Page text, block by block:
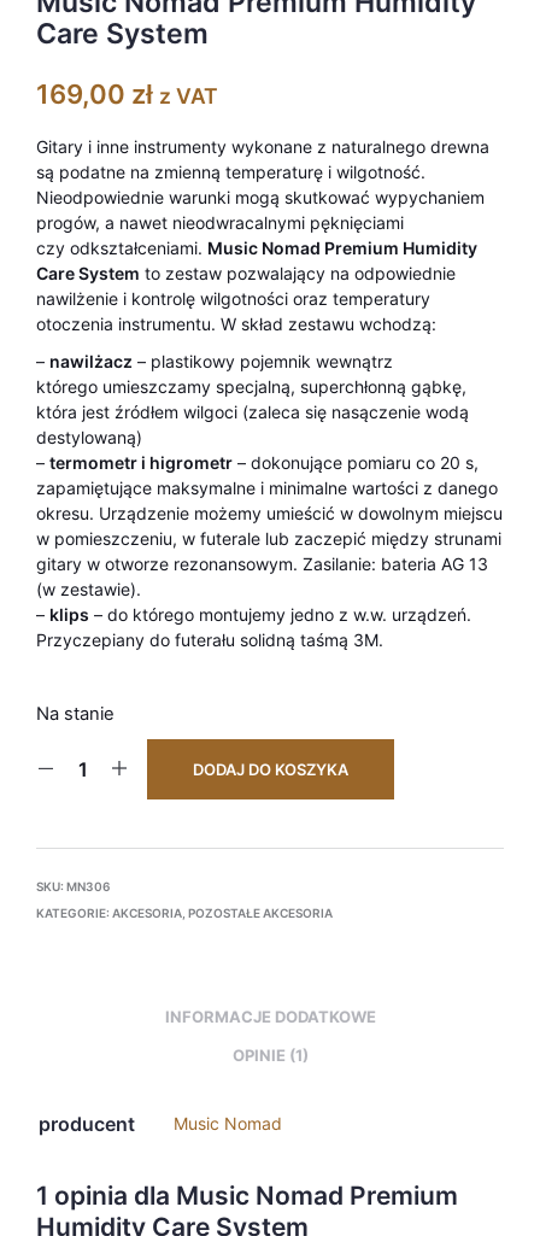
oceny klienta
Care System
169,00 zł z VAT
Gitary i inne instrumenty wykonane z naturalnego drewna
są podatne na zmienną temperaturę i wilgotność.
Nieodpowiednie warunki mogą skutkować wypychaniem
progów, a nawet nieodwracalnymi pęknięciami
czy odkształceniami. Music Nomad Premium Humidity
Care System to zestaw pozwalający na odpowiednie
nawilżenie i kontrolę wilgotności oraz temperatury
otoczenia instrumentu. W skład zestawu wchodzą:
– nawilżacz – plastikowy pojemnik wewnątrz
którego umieszczamy specjalną, superchłonną gąbkę,
która jest źródłem wilgoci (zaleca się nasączenie wodą
destylowaną)
– termometr i higrometr – dokonujące pomiaru co 20 s,
zapamiętujące maksymalne i minimalne wartości z danego
okresu. Urządzenie możemy umieścić w dowolnym miejscu
w pomieszczeniu, w futerale lub zaczepić między strunami
gitary w otworze rezonansowym. Zasilanie: bateria AG 13
(w zestawie).
– klips – do którego montujemy jedno z w.w. urządzeń.
Przyczepiany do futerału solidną taśmą 3M.
Na stanie
DODAJ DO KOSZYKA
SKU: MN306
KATEGORIE: AKCESORIA POZOSTAŁE AKCESORIA
INFORMACJE DODATKOWE
OPINIE (1)
producent Music Nomad
1 opinia dla Music Nomad Premium
Humidity Care System